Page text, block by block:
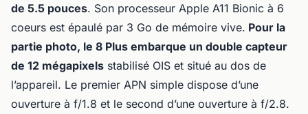
de 5.5 pouces. Son processeur Apple A11 Bionic à 6
coeurs est épaulé par 3 Go de mémoire vive. Pour la
partie photo, le 8 Plus embarque un double capteur
de 12 mégapixels stabilisé OIS et situé au dos de
l’appareil. Le premier APN simple dispose d’une
ouverture à f/1.8 et le second d’une ouverture à f/2.8.